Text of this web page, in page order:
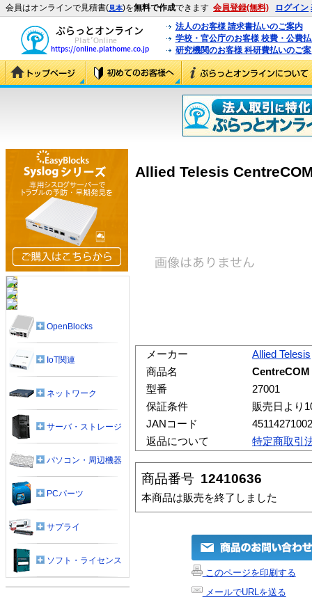
会員はオンラインで見積書(見本)を無料で作成できます 会員登録(無料) ログイン
法人のお客様 請求書払いのご案内
学校・官公庁のお客様 校費・公費
研究機関のお客様 科研費払いのご
Allied Telesis
メーカー
Allied Telesis
商品名
CentreCOM
型番
27001
保証条件
販売日より
JANコード
返品について
特定商取引
商品番号 12410636
本商品は販売を終了しました
このページを印刷する
メールでURLを送る
OpenBlocks
IoT関連
ネットワーク
サーバ・ストレージ
パソコン・周辺機器
PCパーツ
サプライ
ソフト・ライセンス